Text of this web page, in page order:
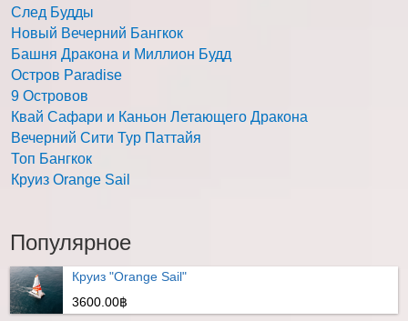
След Будды
Новый Вечерний Бангкок
Башня Дракона и Миллион Будд
Остров Paradise
9 Островов
Квай Сафари и Каньон Летающего Дракона
Вечерний Сити Тур Паттайя
Топ Бангкок
Круиз Orange Sail
Популярное
Круиз "Orange Sail"
3600.00฿